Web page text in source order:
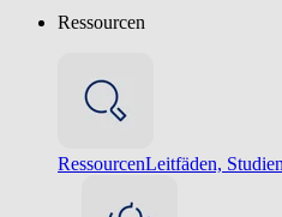
Ressourcen
RessourcenLeitfäden,